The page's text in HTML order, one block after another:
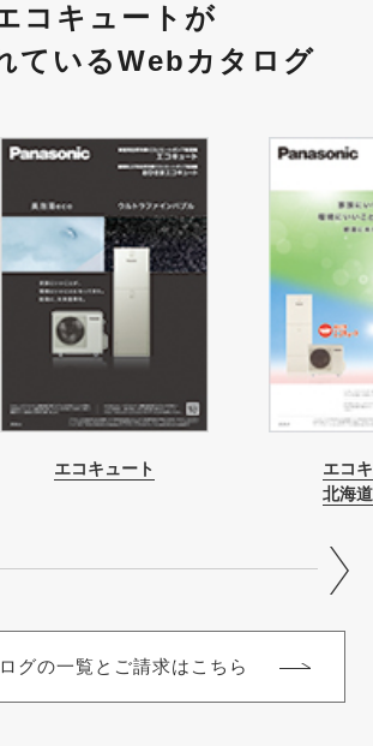
コキュートが
ているWebカタログ
エコキュート
エコ
北海
グの一覧とご請求はこちら